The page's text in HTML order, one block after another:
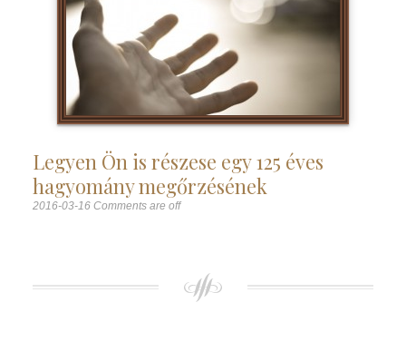
Legyen Ön is részese egy 125 éves
hagyomány megőrzésének
2016-03-16 Comments are off